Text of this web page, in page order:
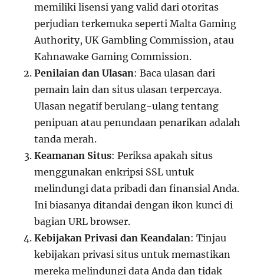
memiliki lisensi yang valid dari otoritas
perjudian terkemuka seperti Malta Gaming
Authority, UK Gambling Commission, atau
Kahnawake Gaming Commission.
Penilaian dan Ulasan: Baca ulasan dari
pemain lain dan situs ulasan terpercaya.
Ulasan negatif berulang-ulang tentang
penipuan atau penundaan penarikan adalah
tanda merah.
Keamanan Situs: Periksa apakah situs
menggunakan enkripsi SSL untuk
melindungi data pribadi dan finansial Anda.
Ini biasanya ditandai dengan ikon kunci di
bagian URL browser.
Kebijakan Privasi dan Keandalan: Tinjau
kebijakan privasi situs untuk memastikan
mereka melindungi data Anda dan tidak